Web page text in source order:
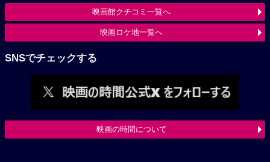
映画館クチコミ一覧へ
映画ロケ地一覧へ
SNSでチェックする
映画の時間について